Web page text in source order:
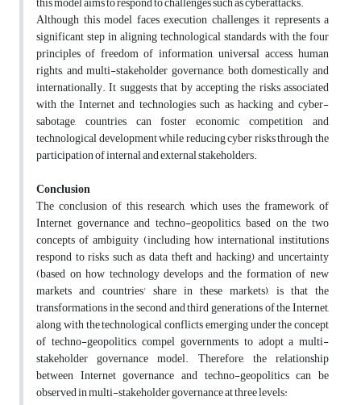
Although this model faces execution challenges, it represents a
significant step in aligning technological standards with the four
principles of freedom of information, universal access, human
rights, and multi-stakeholder governance, both domestically and
internationally. It suggests that by accepting the risks associated
with the Internet and technologies such as hacking and cyber-
sabotage, countries can foster economic competition and
technological development while reducing cyber risks through the
participation of internal and external stakeholders.
Conclusion
The conclusion of this research, which uses the framework of
Internet governance and techno-geopolitics, based on the two
concepts of ambiguity (including how international institutions
respond to risks such as data theft and hacking) and uncertainty
(based on how technology develops and the formation of new
markets and countries' share in these markets), is that the
transformations in the second and third generations of the Internet,
along with the technological conflicts emerging under the concept
of techno-geopolitics, compel governments to adopt a multi-
stakeholder governance model. Therefore, the relationship
between Internet governance and techno-geopolitics can be
observed in multi-stakeholder governance at three levels: